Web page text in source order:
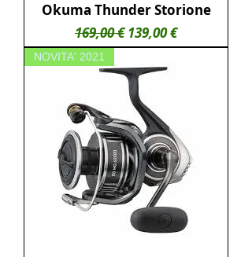
Okuma Thunder Storione
Prezzo regolare
169,00 € Prezzo scontato
139,00 €
NOVITA' 2021